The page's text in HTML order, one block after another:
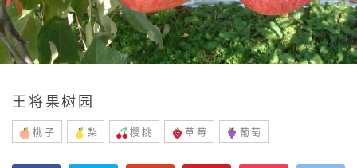
王将果树园
桃子 梨 樱桃 草莓 葡萄